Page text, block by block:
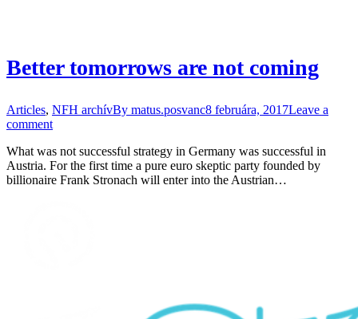
Better tomorrows are not coming
Articles, NFH archívBy matus.posvanc8 februára, 2017Leave a
comment
What was not successful strategy in Germany was successful in
Austria. For the first time a pure euro skeptic party founded by
billionaire Frank Stronach will enter into the Austrian…